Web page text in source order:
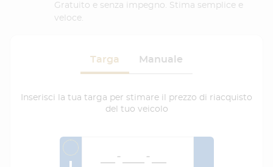
Gratuito e senza impegno. Stima semplice e
veloce.
Targa Manuale
Inserisci la tua targa per stimare il prezzo di riacquisto
del tuo veicolo